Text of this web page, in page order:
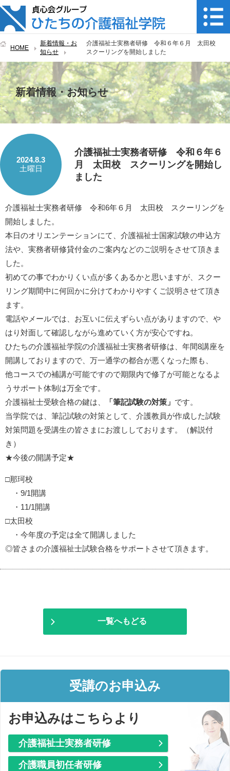
HOME
新着情報・お
知らせ
介護福祉士実務者研修 令和６年６月 太田校
スクーリングを開始しました
新着情報・お知らせ
2024.8.3
土曜日
介護福祉士実務者研修 令和６年６
月 太田校 スクーリングを開始し
ました
介護福祉士実務者研修 令和6年６月 太田校 スクーリングを
開始しました。
本日のオリエンテーションにて、介護福祉士国家試験の申込方
法や、実務者研修貸付金のご案内などのご説明をさせて頂きま
した。
初めての事でわかりくい点が多くあるかと思いますが、スクー
リング期間中に何回かに分けてわかりやすくご説明させて頂き
ます。
電話やメールでは、お互いに伝えずらい点がありますので、や
はり対面して確認しながら進めていく方が安心ですね。
ひたちの介護福祉学院の介護福祉士実務者研修は、年間8講座を
開講しておりますので、万一通学の都合が悪くなった際も、
他コースでの補講が可能ですので期限内で修了が可能となるよ
うサポート体制は万全です。
介護福祉士受験合格の鍵は、
「筆記試験の対策」 です。
当学院では、筆記試験の対策として、介護教員が作成した試験
対策問題を受講生の皆さまにお渡ししております。（解説付
き）
★今後の開講予定★
□那珂校
・9/1開講
・11/1開講
□太田校
・今年度の予定は全て開講しました
◎皆さまの介護福祉士試験合格をサポートさせて頂きます。
一覧へもどる
受講のお申込み
お申込みはこちらより
介護福祉士実務者研修
介護職員初任者研修